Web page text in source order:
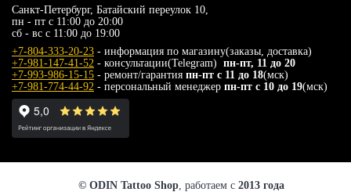
Санкт-Петербург, Батайский переулок 10,
пн - пт с 11:00 до 20:00
сб - вс с 11:00 до 19:00
+7-804-333-20-23 - информация по магазину(заказы, доставка)
+7-981-147-41-52 - консультации(Telegram) пн-пт, 11 до 20
+7-993-986-15-15 - ремонт/гарантия пн-пт с 11 до 18(мск)
+7-981-774-44-92 - персональный менеджер пн-пт с 10 до 19(мск)
© ODIN Tattoo Shop, работаем с 2013 года